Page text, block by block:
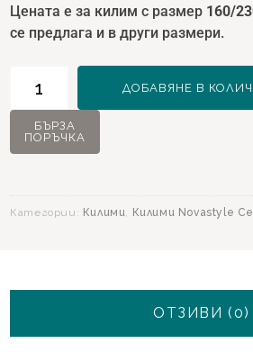
Цената е за килим с размер 160/
се предлага и в други размери.
Килим
NovaStyle
-
ДОБАВЯНЕ В
БЪРЗА
ПОРЪЧКА
Категории: Килими, Килими Novastyle
ОТЗИВИ (0)